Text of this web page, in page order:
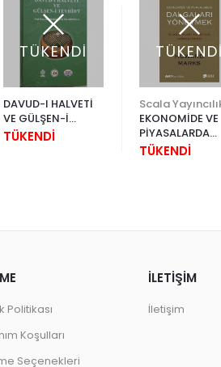
TÜKENDİ
DAVUD-I HALVETİ
VE GÜLŞEN-İ
TEVHİD'İ
TÜKENDİ
TÜKENDİ
Scala
EKONOMİDE VE
PİYASALARDA
DALGALARI
TÜKENDİ
Politikası
Koşulları
Seçenekleri
İLETİŞİM
İletişim